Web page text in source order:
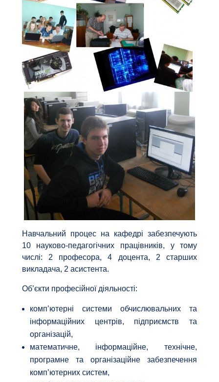
Навчальний процес на кафедрі забезпечують
10 науково-педагогічних працівників, у тому
числі: 2 професора, 4 доцента, 2 старших
викладача, 2 асистента.
Об’єкти професійної діяльності:
комп’ютерні системи обчислювальних та
інформаційних центрів, підприємств та
організацій,
математичне, інформаційне, технічне,
програмне та організаційне забезпечення
комп’ютерних систем,